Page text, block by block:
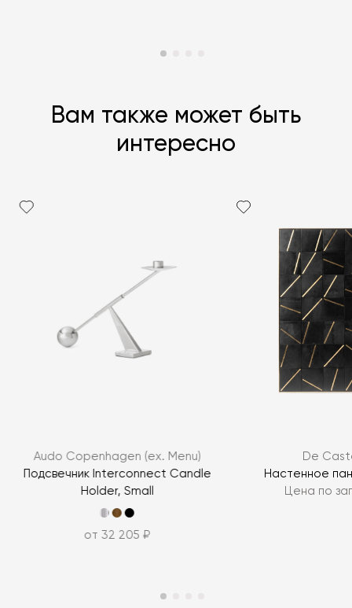
Вам также может быть
интересно
Audo Copenhagen (ex. Menu)
Подсвечник Interconnect Candle
Holder, Small
от 32 205 ₽
De
Настенное
Цена по